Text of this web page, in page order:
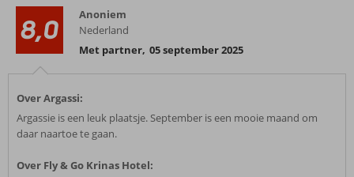
8,0
Anoniem
Nederland
Met partner, 05 september 2025
Over Argassi:
Argassie is een leuk plaatsje. September is een mooie maand om
daar naartoe te gaan.
Over Fly & Go Krinas Hotel: